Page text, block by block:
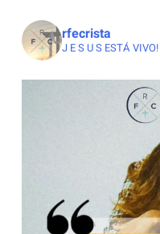
rfecrista
J E S U S ESTÁ VIVO!